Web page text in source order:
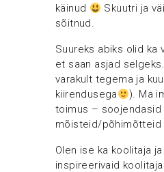
käinud
Skuutri ja
sõitnud.
Suureks abiks olid
et saan asjad
varakult tegema ja
kiirendusega
). Ma
toimus –
mõisteid/põhimõtteid
Olen ise ka koolitaja
inspireerivaid